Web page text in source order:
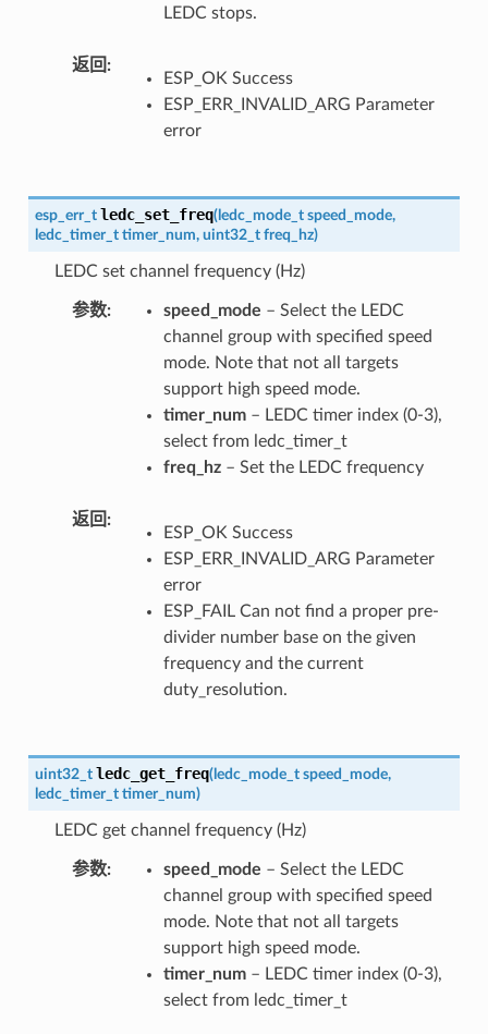
LEDC stops.
返回
ESP_OK Success
ESP_ERR_INVALID_ARG Parameter
error
esp_err_t ledc_set_freq(ledc_mode_t speed_mode,
ledc_timer_t timer_num, uint32_t freq_hz)
LEDC set channel frequency (Hz)
参数 speed_mode – Select the LEDC
channel group with specified speed
mode. Note that not all targets
support high speed mode.
timer_num– LEDC timer index (0-3),
select from ledc_timer_t
freq_hz– Set the LEDC frequency
返回
ESP_OK Success
ESP_ERR_INVALID_ARG Parameter
error
ESP_FAIL Can not find a proper pre-
divider number base on the given
frequency and the current
duty_resolution.
uint32_t ledc_get_freq(ledc_mode_t speed_mode,
ledc_timer_t timer_num)
LEDC get channel frequency (Hz)
参数 speed_mode – Select the LEDC
channel group with specified speed
mode. Note that not all targets
support high speed mode.
timer_num– LEDC timer index (0-3),
select from ledc_timer_t